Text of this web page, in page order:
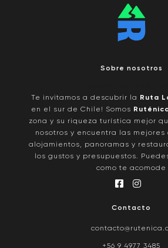
Sobre nosotros
Te invitamos a descubrir la
Ruta
en el sur de Chile! Somos
zona y su riqueza turística mejor
nosotros y encuentra las
alojamientos, panoramas y
los gustos y presupuestos.
como te acomode
Contacto
contacto@rutenica.cl
+56 9 4977 3485